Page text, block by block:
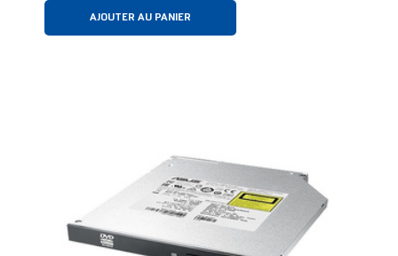
AJOUTER AU PANIER